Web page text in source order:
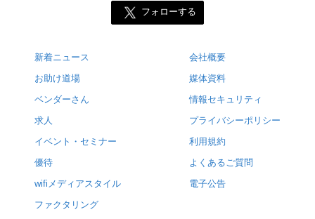
フォローする
新着ニュース
お助け道場
ベンダーさん
求人
イベント・セミナー
優待
wifiメディアスタイル
ファクタリング
会社概要
媒体資料
情報セキュリティ
プライバシーポリシー
利用規約
よくあるご質問
電子公告